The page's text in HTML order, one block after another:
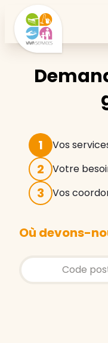
1 Vos
2 Votre
3 Vos
Où devons-
Store locator
Rechercher